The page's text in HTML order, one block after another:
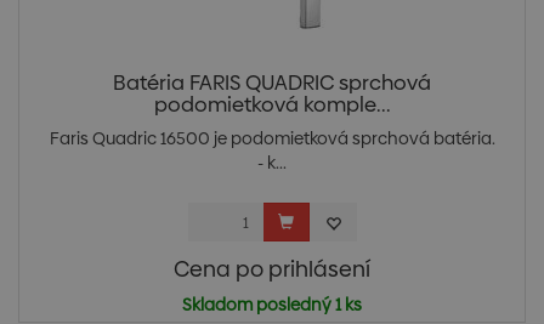
Batéria FARIS QUADRIC sprchová
podomietková komple...
Faris Quadric 16500 je podomietková sprchová batéria.
- k...
Cena po prihlásení
Skladom posledný 1 ks